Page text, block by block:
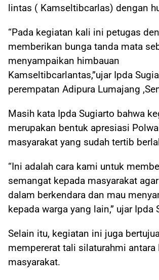
lintas ( Kamseltibcarlas) dengan
“Pada kegiatan kali ini petugas
memberikan bunga tanda mata
menyampaikan himbauan
Kamseltibcarlantas,”ujar Ipda
perempatan Adipura Lumajang
Masih kata Ipda Sugiarto bahwa
merupakan bentuk apresiasi
masyarakat yang sudah tertib
“Ini adalah cara kami untuk
semangat kepada masyarakat
dalam berkendara dan mau
kepada warga yang lain,” ujar Ipda
Selain itu, kegiatan ini juga
mempererat tali silaturahmi antara
masyarakat.